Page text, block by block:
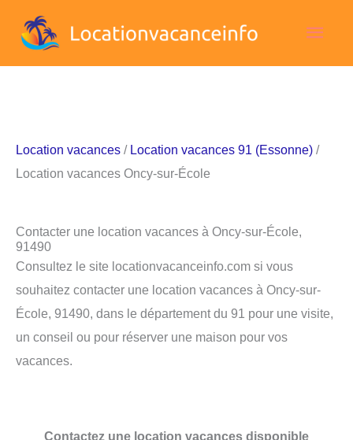
Location vacances / Location vacances 91 (Essonne) /
Location vacances Oncy-sur-École
Contacter une location vacances à Oncy-sur-École,
91490
Consultez le site locationvacanceinfo.com si vous
souhaitez contacter une location vacances à Oncy-sur-
École, 91490, dans le département du 91 pour une visite,
un conseil ou pour réserver une maison pour vos
vacances.
Contactez une location vacances disponible